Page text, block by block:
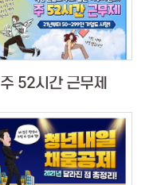
주 52시간 근무제